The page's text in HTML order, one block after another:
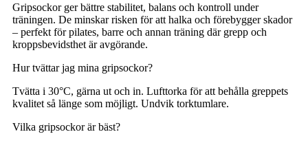
Gripsockor ger bättre stabilitet, balans och kontroll under
träningen. De minskar risken för att halka och förebygger skador
– perfekt för pilates, barre och annan träning där grepp och
kroppsbevidsthet är avgörande.
Hur tvättar jag mina gripsockor?
Tvätta i 30°C, gärna ut och in. Lufttorka för att behålla greppets
kvalitet så länge som möjligt. Undvik torktumlare.
Vilka gripsockor är bäst?